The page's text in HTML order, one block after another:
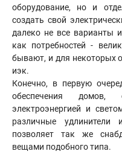
оборудование, но и
создать свой
далеко не все варианты
как потребностей -
бывают, и для некоторых
иэк.
Конечно, в первую
обеспечения
электроэнергией и
различные удлинители
позволяет так же
вещами подобного типа.